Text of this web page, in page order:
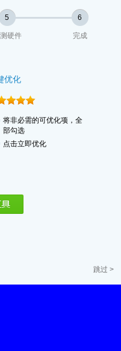
5 6
硬件 完成
优化
将非必需的可优化项，全
部勾选
点击立即优化
跳过 >